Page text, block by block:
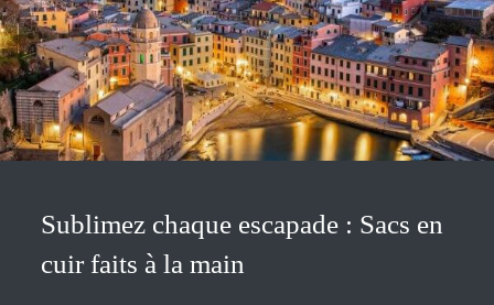
Sublimez chaque escapade : Sacs en
cuir faits à la main